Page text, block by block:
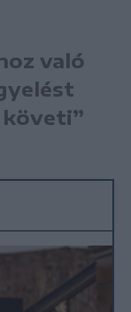
való
követi”